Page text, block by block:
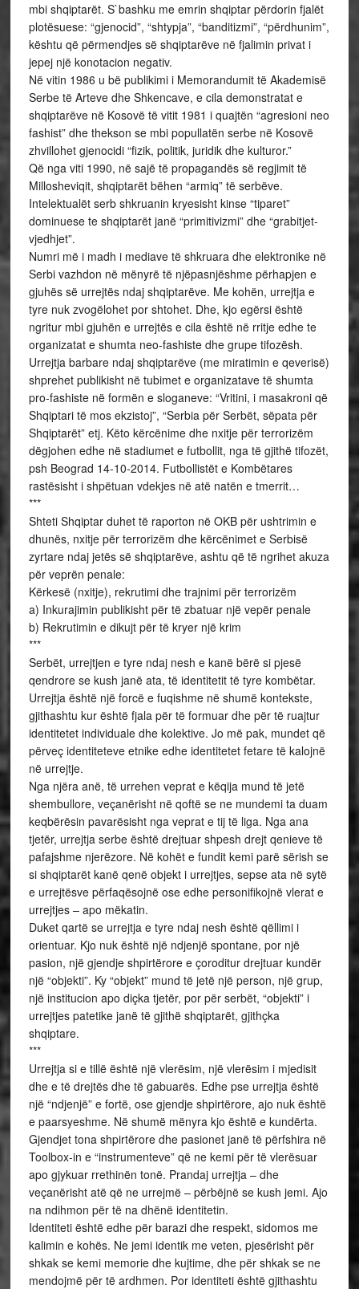
mbi shqiptarët. S`bashku me emrin shqiptar përdorin fjalët
plotësuese: “gjenocid”, “shtypja”, “banditizmi”, “përdhunim”,
kështu që përmendjes së shqiptarëve në fjalimin privat i
jepej një konotacion negativ.
Në vitin 1986 u bë publikimi i Memorandumit të Akademisë
Serbe të Arteve dhe Shkencave, e cila demonstratat e
shqiptarëve në Kosovë të vitit 1981 i quajtën “agresioni neo
fashist” dhe thekson se mbi popullatën serbe në Kosovë
zhvillohet gjenocidi “fizik, politik, juridik dhe kulturor.”
Që nga viti 1990, në sajë të propagandës së regjimit të
Millosheviqit, shqiptarët bëhen “armiq” të serbëve.
Intelektualët serb shkruanin kryesisht kinse “tiparet”
dominuese te shqiptarët janë “primitivizmi” dhe “grabitjet-
vjedhjet”.
Numri më i madh i mediave të shkruara dhe elektronike në
Serbi vazhdon në mënyrë të njëpasnjëshme përhapjen e
gjuhës së urrejtës ndaj shqiptarëve. Me kohën, urrejtja e
tyre nuk zvogëlohet por shtohet. Dhe, kjo egërsi është
ngritur mbi gjuhën e urrejtës e cila është në rritje edhe te
organizatat e shumta neo-fashiste dhe grupe tifozësh.
Urrejtja barbare ndaj shqiptarëve (me miratimin e qeverisë)
shprehet publikisht në tubimet e organizatave të shumta
pro-fashiste në formën e sloganeve: “Vritini, i masakroni që
Shqiptari të mos ekzistoj”, “Serbia për Serbët, sëpata për
Shqiptarët” etj. Këto kërcënime dhe nxitje për terrorizëm
dëgjohen edhe në stadiumet e futbollit, nga të gjithë tifozët,
psh Beograd 14-10-2014. Futbollistët e Kombëtares
rastësisht i shpëtuan vdekjes në atë natën e tmerrit…
***
Shteti Shqiptar duhet të raporton në OKB për ushtrimin e
dhunës, nxitje për terrorizëm dhe kërcënimet e Serbisë
zyrtare ndaj jetës së shqiptarëve, ashtu që të ngrihet akuza
për veprën penale:
Kërkesë (nxitje), rekrutimi dhe trajnimi për terrorizëm
a) Inkurajimin publikisht për të zbatuar një vepër penale
b) Rekrutimin e dikujt për të kryer një krim
***
Serbët, urrejtjen e tyre ndaj nesh e kanë bërë si pjesë
qendrore se kush janë ata, të identitetit të tyre kombëtar.
Urrejtja është një forcë e fuqishme në shumë kontekste,
gjithashtu kur është fjala për të formuar dhe për të ruajtur
identitetet individuale dhe kolektive. Jo më pak, mundet që
përveç identiteteve etnike edhe identitetet fetare të kalojnë
në urrejtje.
Nga njëra anë, të urrehen veprat e këqija mund të jetë
shembullore, veçanërisht në qoftë se ne mundemi ta duam
keqbërësin pavarësisht nga veprat e tij të liga. Nga ana
tjetër, urrejtja serbe është drejtuar shpesh drejt qenieve të
pafajshme njerëzore. Në kohët e fundit kemi parë sërish se
si shqiptarët kanë qenë objekt i urrejtjes, sepse ata në sytë
e urrejtësve përfaqësojnë ose edhe personifikojnë vlerat e
urrejtjes – apo mëkatin.
Duket qartë se urrejtja e tyre ndaj nesh është qëllimi i
orientuar. Kjo nuk është një ndjenjë spontane, por një
pasion, një gjendje shpirtërore e çoroditur drejtuar kundër
një “objekti”. Ky “objekt” mund të jetë një person, një grup,
një institucion apo diçka tjetër, por për serbët, “objekti” i
urrejtjes patetike janë të gjithë shqiptarët, gjithçka
shqiptare.
***
Urrejtja si e tillë është një vlerësim, një vlerësim i mjedisit
dhe e të drejtës dhe të gabuarës. Edhe pse urrejtja është
një “ndjenjë” e fortë, ose gjendje shpirtërore, ajo nuk është
e paarsyeshme. Në shumë mënyra kjo është e kundërta.
Gjendjet tona shpirtërore dhe pasionet janë të përfshira në
Toolbox-in e “instrumenteve” që ne kemi për të vlerësuar
apo gjykuar rrethinën tonë. Prandaj urrejtja – dhe
veçanërisht atë që ne urrejmë – përbëjnë se kush jemi. Ajo
na ndihmon për të na dhënë identitetin.
Identiteti është edhe për barazi dhe respekt, sidomos me
kalimin e kohës. Ne jemi identik me veten, pjesërisht për
shkak se kemi memorie dhe kujtime, dhe për shkak se ne
mendojmë për të ardhmen. Por identiteti është gjithashtu